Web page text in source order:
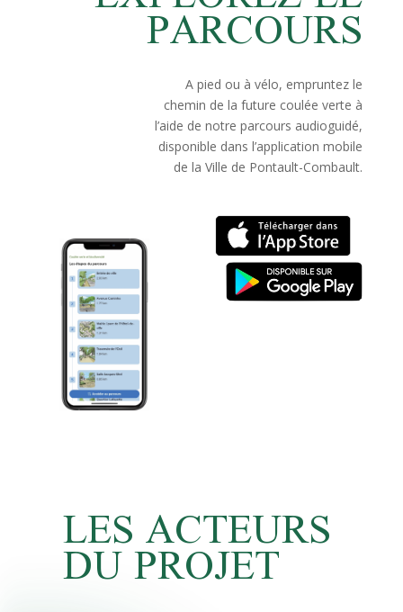
PARCOURS
A pied ou à vélo, empruntez le
chemin de la future coulée verte à
l’aide de notre parcours audioguidé,
disponible dans l’application mobile
de la Ville de Pontault-Combault.
LES ACTEURS
DU PROJET